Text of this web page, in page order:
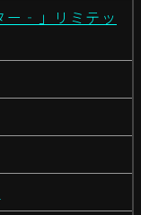
ー‐」リミテッ